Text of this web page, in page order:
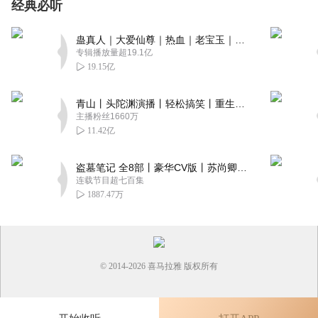
经典必听
专辑播放量超19.1亿
19.15亿
主播粉丝1660万
11.42亿
连载节目超七百集
1887.47万
© 2014-2026 喜马拉雅 版权所有